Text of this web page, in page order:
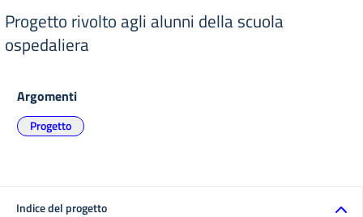
Progetto rivolto agli alunni della scuola
ospedaliera
Argomenti
Progetto
Indice del progetto